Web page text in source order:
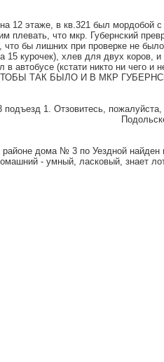
12 этаже, в кв.321 был мордобой
плевать, что мкр. Губернский
бы лишних при проверке не
15 курочек), хлев для двух
в автобусе (кстати никто ни
ТАК БЫЛО И В МКР
подъезд 1. Отзовитесь,
районе дома № 3 по Уездной
- умный, ласковый, знает